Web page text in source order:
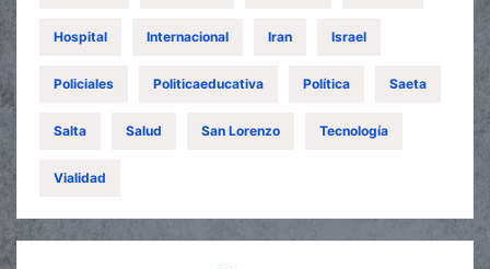
Hospital Internacional Iran Israel
Policiales Politicaeducativa Política Saeta
Salta Salud San Lorenzo Tecnología
Vialidad